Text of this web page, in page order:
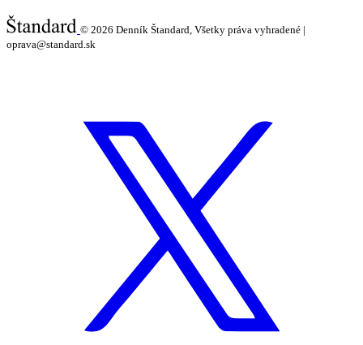
© 2026 Denník Štandard, Všetky práva vyhradené |
oprava@standard.sk